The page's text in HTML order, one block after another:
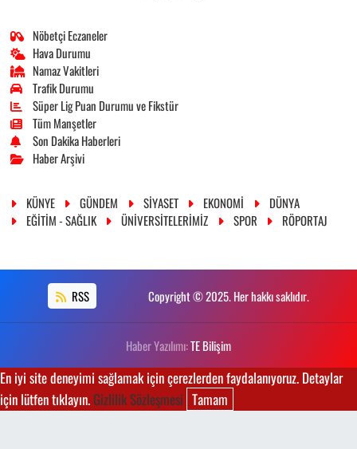
Nöbetçi Eczaneler
Hava Durumu
Namaz Vakitleri
Trafik Durumu
Süper Lig Puan Durumu ve Fikstür
Tüm Manşetler
Son Dakika Haberleri
Haber Arşivi
KÜNYE GÜNDEM SİYASET EKONOMİ
DÜNYA
EĞİTİM - SAĞLIK
ÜNİVERSİTELERİMİZ SPOR RÖPORTAJ
RSS Copyright © 2025. Her hakkı saklıdır.
Haber Yazılımı:TE Bilişim
En iyi site deneyimi sağlamak için çerezlerden faydalanıyoruz. Detaylar
için lütfen tıklayın.Gizlilik Sözleşmesi Tamam